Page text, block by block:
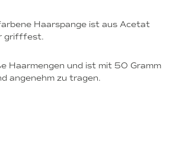
Haarspange ist aus Acetat
grifffest.
Haarmengen und ist mit 50 Gramm
angenehm zu tragen.